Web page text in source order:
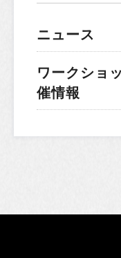
ニュース
ワークショ
催情報